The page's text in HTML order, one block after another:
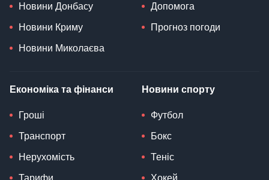
Новини Донбасу
Новини Криму
Новини Миколаєва
Допомога
Прогноз погоди
Економіка та фінанси
Гроші
Транспорт
Нерухомість
Новини спорту
Футбол
Бокс
Теніс